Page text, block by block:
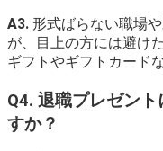
A3. 形式ばらない職場
が、目上の方には避け
ギフトやギフトカード
Q4. 退職プレゼン
すか？